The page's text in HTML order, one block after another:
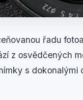
řadu
z osvědčených
s dokonalými